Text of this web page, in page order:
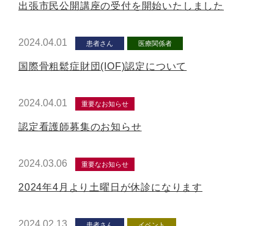
出張市民公開講座の受付を開始いたしました
2024.04.01 患者さん 医療関係者
国際骨粗鬆症財団(IOF)認定について
2024.04.01 重要なお知らせ
認定看護師募集のお知らせ
2024.03.06 重要なお知らせ
2024年4月より土曜日が休診になります
2024.02.13